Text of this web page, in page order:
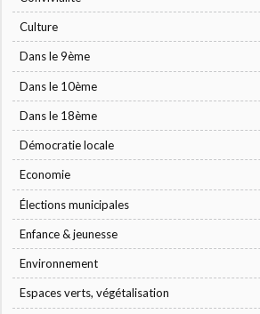
Culture
Dans le 9ème
Dans le 10ème
Dans le 18ème
Démocratie locale
Economie
Élections municipales
Enfance & jeunesse
Environnement
Espaces verts, végétalisation